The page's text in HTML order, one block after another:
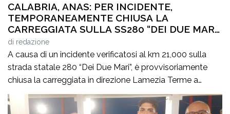
CALABRIA, ANAS: PER INCIDENTE,
TEMPORANEAMENTE CHIUSA LA
CARREGGIATA SULLA SS280 “DEI DUE MARI”,
IN DIREZIONE LAMEZIA TERME
di redazione
A causa di un incidente verificatosi al km 21,000 sulla
strada statale 280 “Dei Due Mari”, è provvisoriamente
chiusa la carreggiata in direzione Lamezia Terme a
Marcellinara (CZ). Il sinistro, le cui cause sono in corso di
accertamento, ha coinvolto un mezzo pesante e un